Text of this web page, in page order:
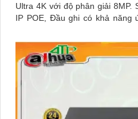
Ultra 4K với độ phân giải 8MP. Sử dụng công nghệ hình ảnh
IP POE, Đầu ghi có khả năng